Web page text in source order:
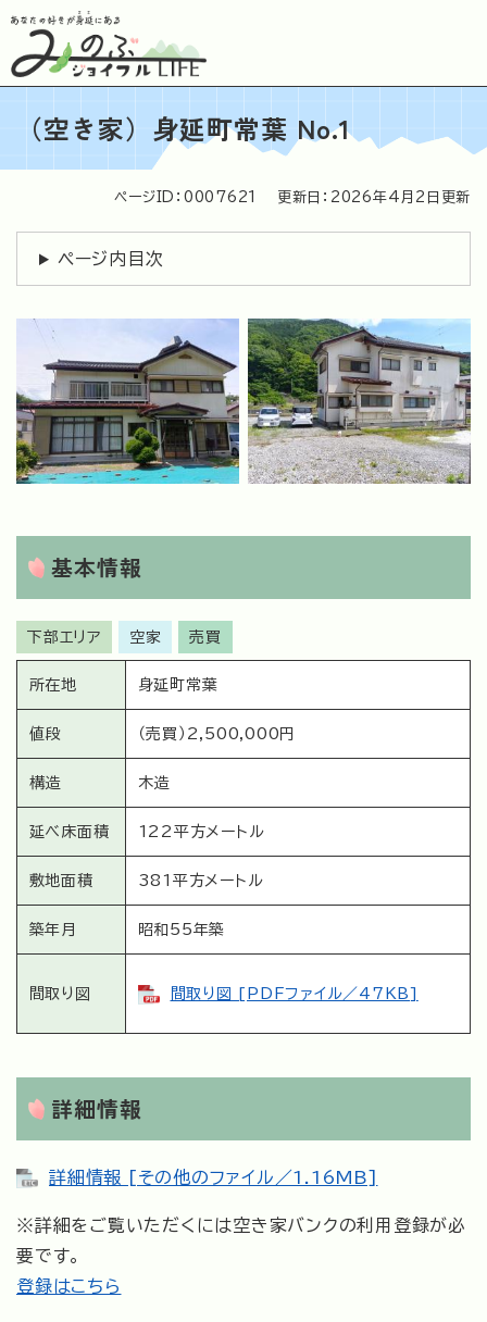
の
す
（空き家）身延町常葉 No.1
文
ページID：0007621 更新日：2026年4月2日更新
ページ内目次
基本情報
下部エリア 空家 売買
所在地 身延町常葉
値段 （売買）2,500,000円
構造 木造
延べ床面積 122平方メートル
敷地面積 381平方メートル
築年月 昭和55年築
間取り図 間取り図 [PDFファイル／47KB]
詳細情報
詳細情報 [その他のファイル／1.16MB]
※詳細をご覧いただくには空き家バンクの利用登録が必
要です。
登録はこちら